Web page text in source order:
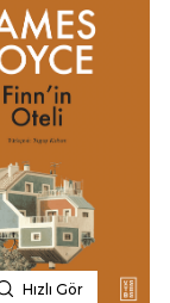
Hızlı Gör